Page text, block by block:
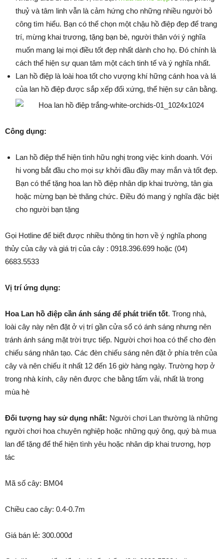
thuỷ và tâm linh vẫn là cảm hứng cho những nhiều người bỏ
công tìm hiểu. Bạn có thể chọn một chậu hồ điệp đẹp để trang
trí, mừng khai trương, tặng bạn bè, người thân với ý nghĩa
muốn mang lại mọi điều tốt đẹp nhất dành cho họ. Đó chính là
cách thể hiện sự quan tâm một cách tinh tế và ý nghĩa nhất.
Lan hồ điệp là loài hoa tốt cho vượng khí hững cánh hoa và lá
của lan hồ điệp được sắp xếp đối xứng, thể hiện sự cân bằng.
Công dụng:
Lan hồ điệp thể hiện tình hữu nghị trong việc kinh doanh. Với
hi vong bắt đầu cho mọi sự khởi đầu đầy may mắn và tốt đẹp.
Bạn có thể tặng hoa lan hồ điệp nhân dịp khai trường, tân gia
hoặc mừng bạn bè thăng chức. Điều đó mang ý nghĩa đặc biệt
cho người bạn tặng
Gọi Hotline để biết được nhiều thông tin hơn về ý nghĩa phong
thủy của cây và giá trị của cây : 0918.396.699 hoặc (04)
6683.5533
Vị trí ứng dụng:
Hoa Lan hồ điệp cần ánh sáng để phát triển tốt. Trong nhà,
loài cây này nên đặt ở vị trí gần cửa sổ có ánh sáng nhưng nên
tránh ánh sáng mặt trời trực tiếp. Người chơi hoa có thể cho đèn
chiếu sáng nhân tạo. Các đèn chiếu sáng nên đặt ở phía trên của
cây và nên chiếu ít nhất 12 đến 16 giờ hàng ngày. Trường hợp ở
trong nhà kính, cây nên được che bằng tấm vải, nhất là trong
mùa hè
Đối tượng hay sử dụng nhất: Người chơi Lan thường là những
người chơi hoa chuyên nghiệp hoặc những quý ông, quý bà mua
lan để tặng để thể hiện tình yêu hoặc nhân dịp khai trương, hợp
tác
Mã số cây: BM04
Chiều cao cây: 0.4-0.7m
Giá bán lẻ: 300.000đ